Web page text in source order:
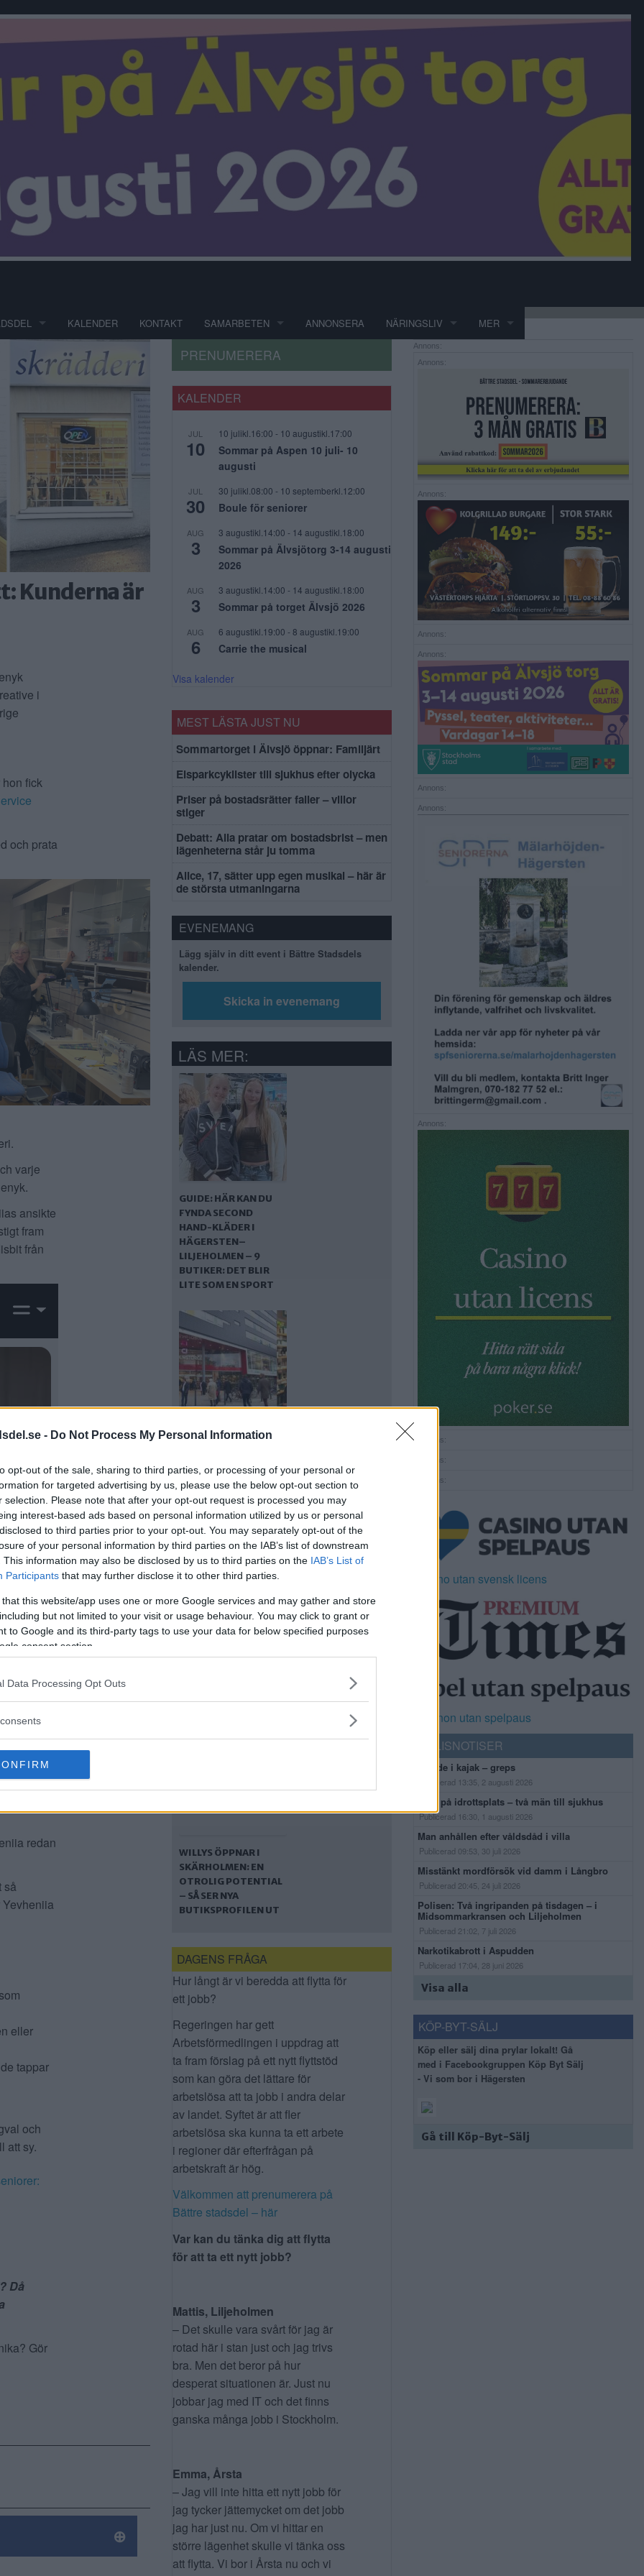
- Do Not Process My Personal Information
opt-out of the sale, sharing to third parties, or processing of your personal or
for targeted advertising by us, please use the below opt-out section to
selection. Please note that after your opt-out request is processed you may
interest-based ads based on personal information utilized by us or personal
to third parties prior to your opt-out. You may separately opt-out of the
of your personal information by third parties on the IAB’s list of downstream
This information may also be disclosed by us to third parties on the IAB’s List of
Participants that may further disclose it to other third parties.
that this website/app uses one or more Google services and may gather and store
but not limited to your visit or usage behaviour. You may click to grant or
to Google and its third-party tags to use your data for below specified purposes
consent section.
Data Processing Opt Outs
KALENDER KONTAKT SAMARBETEN ANNONSERA NÄRINGSLIV MER
Kunderna är
i
fick
och prata
varje
ansikte
fram
från
bit.
och en till
sina
jag
den
redan
så
Yevheniia
eller
tappar
och
att sy.
Då
Gör
PRENUMERERA
KALENDER
JUL
10
10 julikl.16:00 - 10 augustikl.17:00
Sommar på Aspen 10 juli- 10
augusti
JUL
30
30 julikl.08:00 - 10 septemberkl.12:00
Boule för seniorer
AUG
3
3 augustikl.14:00 - 14 augustikl.18:00
Sommar på Älvsjötorg 3-14 augusti
2026
AUG
3
3 augustikl.14:00 - 14 augustikl.18:00
Sommar på torget Älvsjö 2026
AUG
6
6 augustikl.19:00 - 8 augustikl.19:00
Carrie the musical
Visa kalender
MEST LÄSTA JUST NU
Sommartorget i Älvsjö öppnar: Familjärt
Elsparkcyklister till sjukhus efter olycka
Priser på bostadsrätter faller – villor
stiger
Debatt: Alla pratar om bostadsbrist – men
lägenheterna står ju tomma
Alice, 17, sätter upp egen musikal – här är
de största utmaningarna
EVENEMANG
Lägg själv in ditt event i Bättre Stadsdels
kalender.
Skicka in evenemang
LÄS MER:
GUIDE: HÄR KAN DU
FYNDA SECOND
HAND-KLÄDER I
HÄGERSTEN–
LILJEHOLMEN – 9
BUTIKER: DET BLIR
LITE SOM EN SPORT
THE BODY SHOP
FLAGGSKEPPSBUTIK –
MED INSPIRATION
FRÅN LONDON
SKÄRHOLMSBORNA
BÅDE RIS OCH ROS
WILLYS ÖPPNAR I
SKÄRHOLMEN: EN
OTROLIG POTENTIAL
– SÅ SER NYA
BUTIKSPROFILEN UT
DAGENS FRÅGA
Hur långt är vi beredda att flytta för
ett jobb?
Regeringen har gett
Arbetsförmedlingen i uppdrag att
ta fram förslag på ett nytt flyttstöd
som kan göra det lättare för
arbetslösa att ta jobb i andra delar
av landet. Syftet är att fler
arbetslösa ska kunna ta ett arbete
i regioner där efterfrågan på
arbetskraft är hög.
Välkommen att prenumerera på
Bättre stadsdel – här
Var kan du tänka dig att flytta
för att ta ett nytt jobb?
Mattis, Liljeholmen
– Det skulle vara svårt för jag är
rotad här i stan just och jag trivs
bra. Men det beror på hur
desperat situationen är. Just nu
jobbar jag med IT och det finns
ganska många jobb i Stockholm.
Emma, Årsta
– Jag vill inte hitta ett nytt jobb för
jag tycker jättemycket om det jobb
jag har just nu. Om vi hittar en
större lägenhet skulle vi tänka oss
att flytta. Vi bor i Årsta nu och vi
Annons:
Annons:
Annons:
Annons:
Annons:
Annons:
Annons:
Annons:
Annons:
Annons:
Annons:
Casino utan svensk licens
Casinon utan spelpaus
POLISNOTISER
Flydde i kajak – greps
Publicerad 13:35, 2 augusti 2026
Bråk på idrottsplats – två män till sjukhus
Publicerad 16:30, 1 augusti 2026
Man anhållen efter våldsdåd i villa
Publicerad 09:53, 30 juli 2026
Misstänkt mordförsök vid damm i Långbro
Publicerad 20:45, 24 juli 2026
Polisen: Två ingripanden på tisdagen – i
Midsommarkransen och Liljeholmen
Publicerad 21:02, 7 juli 2026
Narkotikabrott i Aspudden
Publicerad 17:04, 28 juni 2026
Visa alla
KÖP-BYT-SÄLJ
Köp eller sälj dina prylar lokalt! Gå
med i Facebookgruppen Köp Byt Sälj
- Vi som bor i Hägersten
Gå till Köp-Byt-Sälj